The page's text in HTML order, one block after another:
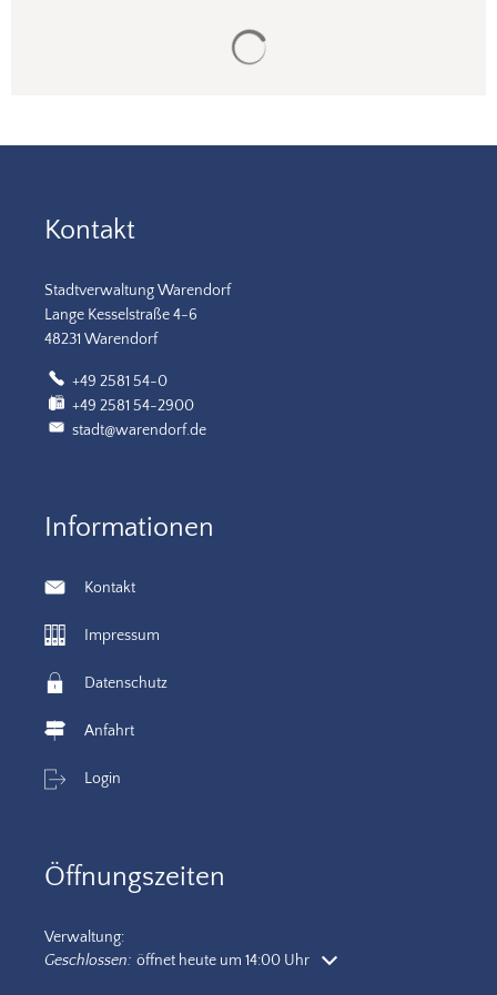
Kontakt
Stadtverwaltung Warendorf
Lange Kesselstraße 4-6
48231 Warendorf
+49 2581 54-0
+49 2581 54-2900
stadt@warendorf.de
Informationen
Kontakt
Impressum
Datenschutz
Anfahrt
Login
Öffnungszeiten
Verwaltung:
Klicken, um weitere Öffnungs- oder Schließzeiten auszublenden
Geschlossen: öffnet heute um 14:00 Uhr